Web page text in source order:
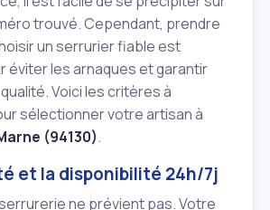
trouvé. Cependant, prendre
un serrurier fiable est
éviter les arnaques et garantir
Voici les critères à
sélectionner votre artisan à
(94130).
et la disponibilité 24h/7j
ne prévient pas. Votre